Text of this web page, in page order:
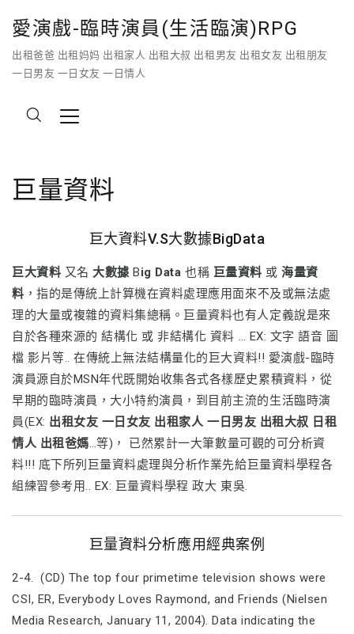
愛演戲-臨時演員(生活臨演)RPG
出租爸爸 出租妈妈 出租家人 出租大叔 出租男友 出租女友 出租朋友
一日男友 一日女友 一日情人
巨量資料
巨大資料V.S大數據BigData
巨大資料 又名 大數據 Big Data 也稱 巨量資料 或海量資
料 ，指的是傳統上計算機在資料處理應用面來不及或無法處
理的大量或複雜的資料集總稱。巨量資料也有人定義說是來
自於各種來源的 結構化 或 非結構化 資料 … EX: 文字 語音 圖
檔 影片等.. 在傳統上無法結構量化的巨大資料!! 愛演戲-臨時
演員源自於MSN年代既開始收集各式各樣歷史累積資料，從
早期的臨時演員，大小特約演員，到目前主流的生活臨時演
員(EX: 出租女友 一日女友 出租家人 一日男友 出租大叔 日租
情人 出租爸媽…等)， 已然累計一大筆數量可觀的可分析資
料!!! 底下所列巨量資料處理與分析作業先給巨量資料學程各
組練習參考用.. EX: 巨量資料學程 政大 東吳.
巨量資料分析應用經典案例
2-4. (CD) The top four primetime television shows were
CSI, ER, Everybody Loves Raymond, and Friends (Nielsen
Media Research, January 11, 2004). Data indicating the